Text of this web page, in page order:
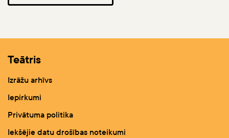
Teātris
Izrāžu arhīvs
Iepirkumi
Privātuma politika
Iekšējie datu drošības noteikumi